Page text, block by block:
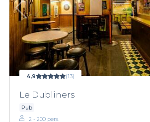
4,9 (13)
Le Dubliners
Pub
2 - 200 pers.